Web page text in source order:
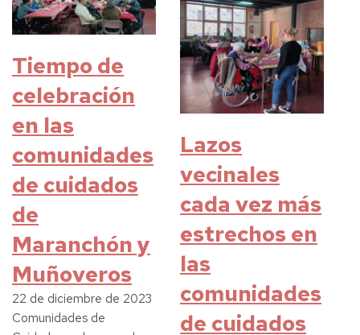
Tiempo de
celebración
en las
comunidades
de cuidados
de
Maranchón y
Muñoveros
22 de diciembre de 2023
Comunidades de
Lazos
vecinales
cada vez más
estrechos en
las
comunidades
de cuidados